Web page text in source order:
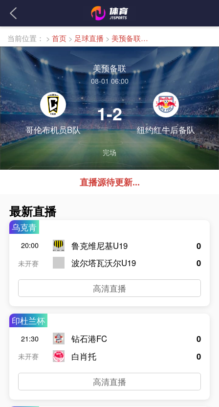
当前位置： > 首页 > 足球直播 > 美预备联直播
美预备联
08-01 06:00
哥伦布机员B队
1-2
纽约红牛后备队
完场
直播源待更新...
最新直播
乌克青
20:00
未开赛
鲁克维尼基U19
波尔塔瓦沃尔U19
0
0
高清直播
印杜兰杯
21:30
未开赛
钻石港FC
白肖托
0
0
高清直播